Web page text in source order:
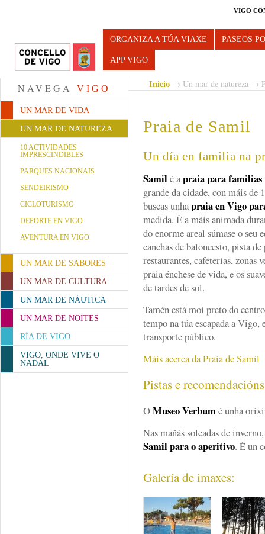
VIGO
Turismo de Vigo
ORGANIZA A TÚA VIAXE PASEOS
APP VIGO
NAVEGA VIGO
UN MAR DE VIDA
UN MAR DE NATUREZA
10 ACTIVIDADES
IMPRESCINDIBLES
PARQUES NACIONAIS
SENDEIRISMO
CICLOTURISMO
DEPORTE EN VIGO
AVENTURA EN VIGO
UN MAR DE SABORES
UN MAR DE CULTURA
UN MAR DE NÁUTICA
UN MAR DE NOITES
RÍA DE VIGO
VIGO, ONDE VIVE O
NADAL
Inicio → Un mar de natureza →
Praia de Samil
Un día en familia na
Samilé apraia para familias
grande da cidade, con máis de
buscas unhapraia en Vigo
medida. É a máis animada
do enorme areal súmase o seu
canchas de baloncesto, pista
restaurantes, cafeterías, zonas
praia énchese de vida, e os
de tardes de sol.
Tamén está moi preto do
tempo na túa escapada a
transporte público.
Máis acerca da Praia de Samil
Pistas e
OMuseo Verbumé unha
Nas mañás soleadas de
Samil para o aperitivo. É un
Galería de imaxes: